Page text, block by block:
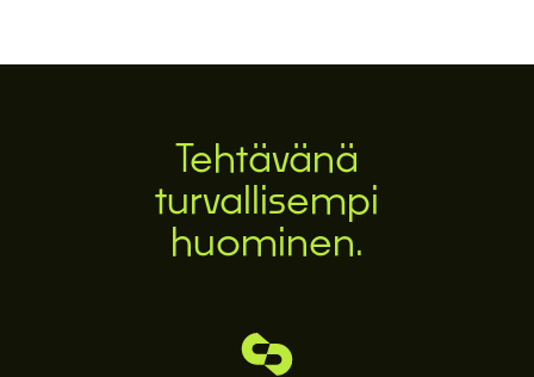
Tehtävänä
turvallisempi
huominen.